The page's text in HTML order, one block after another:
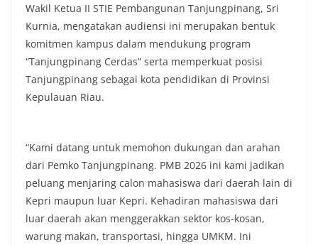
Wakil Ketua II STIE Pembangunan Tanjungpinang, Sri
Kurnia, mengatakan audiensi ini merupakan bentuk
komitmen kampus dalam mendukung program
“Tanjungpinang Cerdas” serta memperkuat posisi
Tanjungpinang sebagai kota pendidikan di Provinsi
Kepulauan Riau.
“Kami datang untuk memohon dukungan dan arahan
dari Pemko Tanjungpinang. PMB 2026 ini kami jadikan
peluang menjaring calon mahasiswa dari daerah lain di
Kepri maupun luar Kepri. Kehadiran mahasiswa dari
luar daerah akan menggerakkan sektor kos-kosan,
warung makan, transportasi, hingga UMKM. Ini